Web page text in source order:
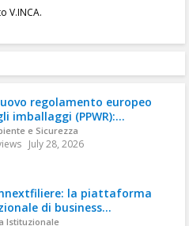
V.INCA.
regolamento europeo
imballaggi (PPWR):...
e Sicurezza
July 28, 2026
la piattaforma
di business...
Istituzionale